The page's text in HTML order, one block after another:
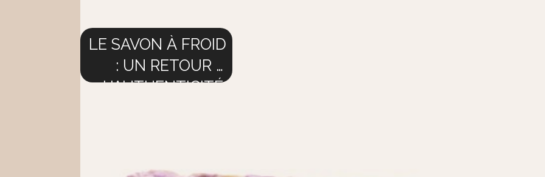
LE SAVON À FROID
: UN RETOUR À
L'AUTHENTICITÉ.